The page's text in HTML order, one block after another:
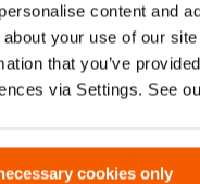
content and
about your use of our
that you’ve
via Settings. See
cookies only